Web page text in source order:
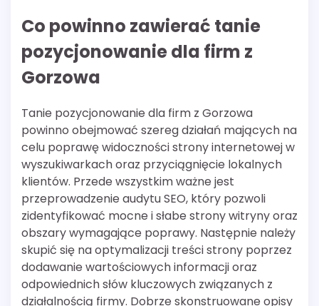
Co powinno zawierać tanie
pozycjonowanie dla firm z
Gorzowa
Tanie pozycjonowanie dla firm z Gorzowa
powinno obejmować szereg działań mających na
celu poprawę widoczności strony internetowej w
wyszukiwarkach oraz przyciągnięcie lokalnych
klientów. Przede wszystkim ważne jest
przeprowadzenie audytu SEO, który pozwoli
zidentyfikować mocne i słabe strony witryny oraz
obszary wymagające poprawy. Następnie należy
skupić się na optymalizacji treści strony poprzez
dodawanie wartościowych informacji oraz
odpowiednich słów kluczowych związanych z
działalnością firmy. Dobrze skonstruowane opisy